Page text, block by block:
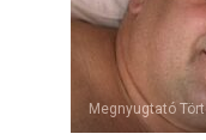
Megnyugtató